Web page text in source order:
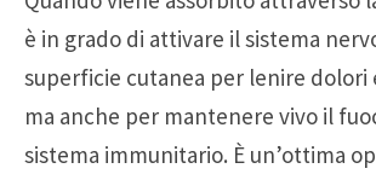
è in grado di attivare il sistema
superficie cutanea per lenire dolori
ma anche per mantenere vivo il
sistema immunitario. È un’ottima